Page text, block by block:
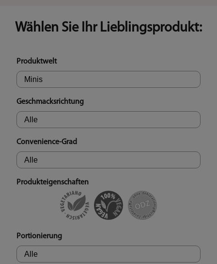
Wählen Sie Ihr Lieblingsprodukt:
Produktwelt
Geschmacksrichtung
Convenience-Grad
Produkteigenschaften
Portionierung